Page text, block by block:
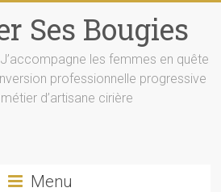
Ses Bougies
J’accompagne les femmes en quête
professionnelle progressive
d’artisane cirière
Menu